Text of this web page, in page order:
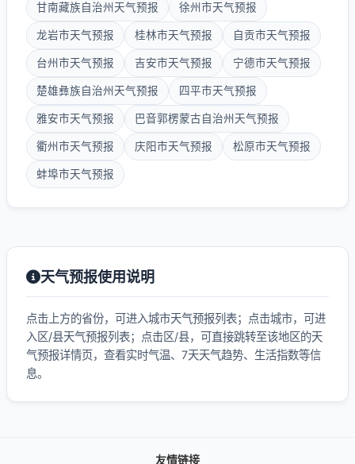
甘南藏族自治州天气预报 徐州市天气预报
龙岩市天气预报 桂林市天气预报 自贡市天气预报
台州市天气预报 吉安市天气预报 宁德市天气预报
楚雄彝族自治州天气预报 四平市天气预报
雅安市天气预报 巴音郭楞蒙古自治州天气预报
衢州市天气预报 庆阳市天气预报 松原市天气预报
蚌埠市天气预报
天气预报使用说明
点击上方的省份，可进入城市天气预报列表；点击城市，可进
入区/县天气预报列表；点击区/县，可直接跳转至该地区的天
气预报详情页，查看实时气温、7天天气趋势、生活指数等信
息。
友情链接